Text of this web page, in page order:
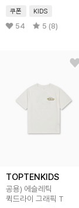
쿠폰 KIDS
54 5 (8)
TOPTENKIDS
공용) 에슬레틱
퀵드라이 그래픽 T